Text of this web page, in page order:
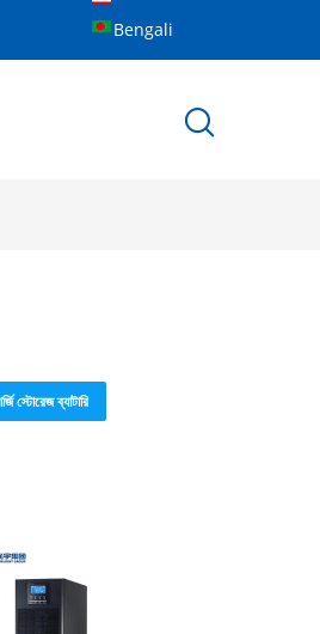
Bengali
স্টোরেজ ব্যাটারি